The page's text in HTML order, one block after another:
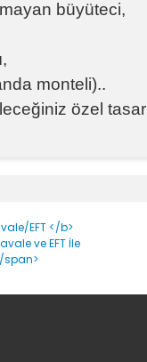
büyüteci,
monteli)..
özel